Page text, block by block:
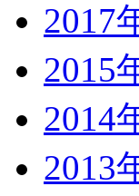
2017
2015
2014
2013